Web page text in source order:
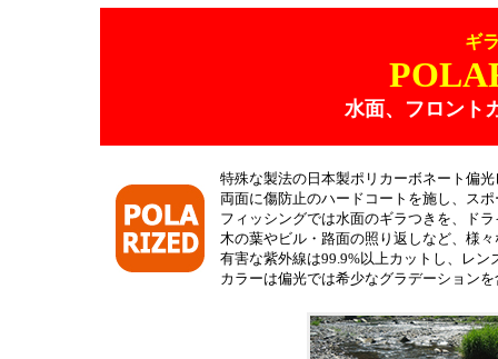
ギ
水面、フロント
特殊な製法の日本製ポリカーボネート偏
両面に傷防止のハードコートを施し、ス
フィッシングでは水面のギラつきを、ド
木の葉やビル・路面の照り返しなど、様
有害な紫外線は99.9%以上カットし、レ
カラーは偏光では希少なグラデーション